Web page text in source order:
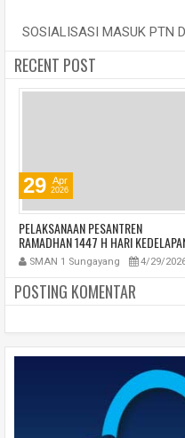
SOSIALISASI MASUK PTN
RECENT POST
29 Apr
2026
PELAKSANAAN PESANTREN
RAMADHAN 1447 H HARI
SMAN 1 Sungayang 4/29/
POSTING KOMENTAR